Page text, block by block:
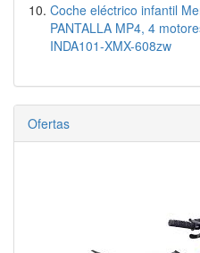
Coche eléctrico infantil
PANTALLA MP4, 4
INDA101-XMX-608zw
Ofertas